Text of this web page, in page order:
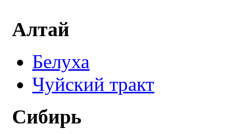
Алтай
Белуха
Чуйский тракт
Сибирь